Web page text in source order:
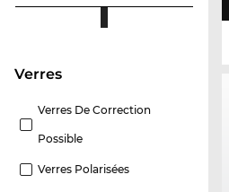
Verres
Verres De Correction
Possible
Verres Polarisées